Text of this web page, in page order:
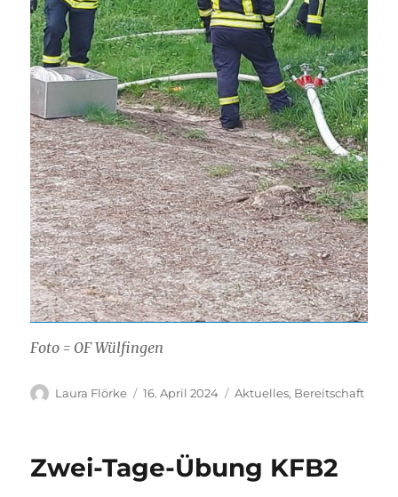
Foto = OF Wülfingen
Autor
Laura Flörke
Veröffentlicht
16. April 2024 Kategorien
Aktuelles, Bereitschaft
Zwei-Tage-Übung KFB2